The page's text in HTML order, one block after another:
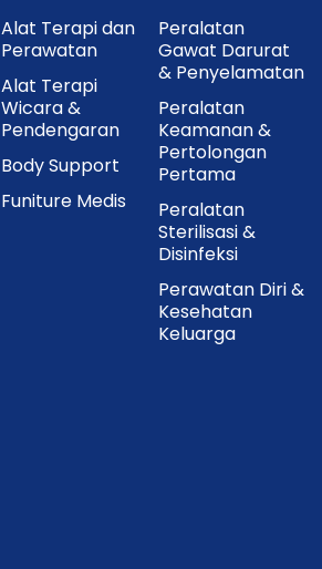
Alat Terapi dan
Perawatan
Alat Terapi
Wicara &
Pendengaran
Body Support
Funiture Medis
Peralatan
Gawat Darurat
& Penyelamatan
Peralatan
Keamanan &
Pertolongan
Pertama
Peralatan
Sterilisasi &
Disinfeksi
Perawatan Diri &
Kesehatan
Keluarga